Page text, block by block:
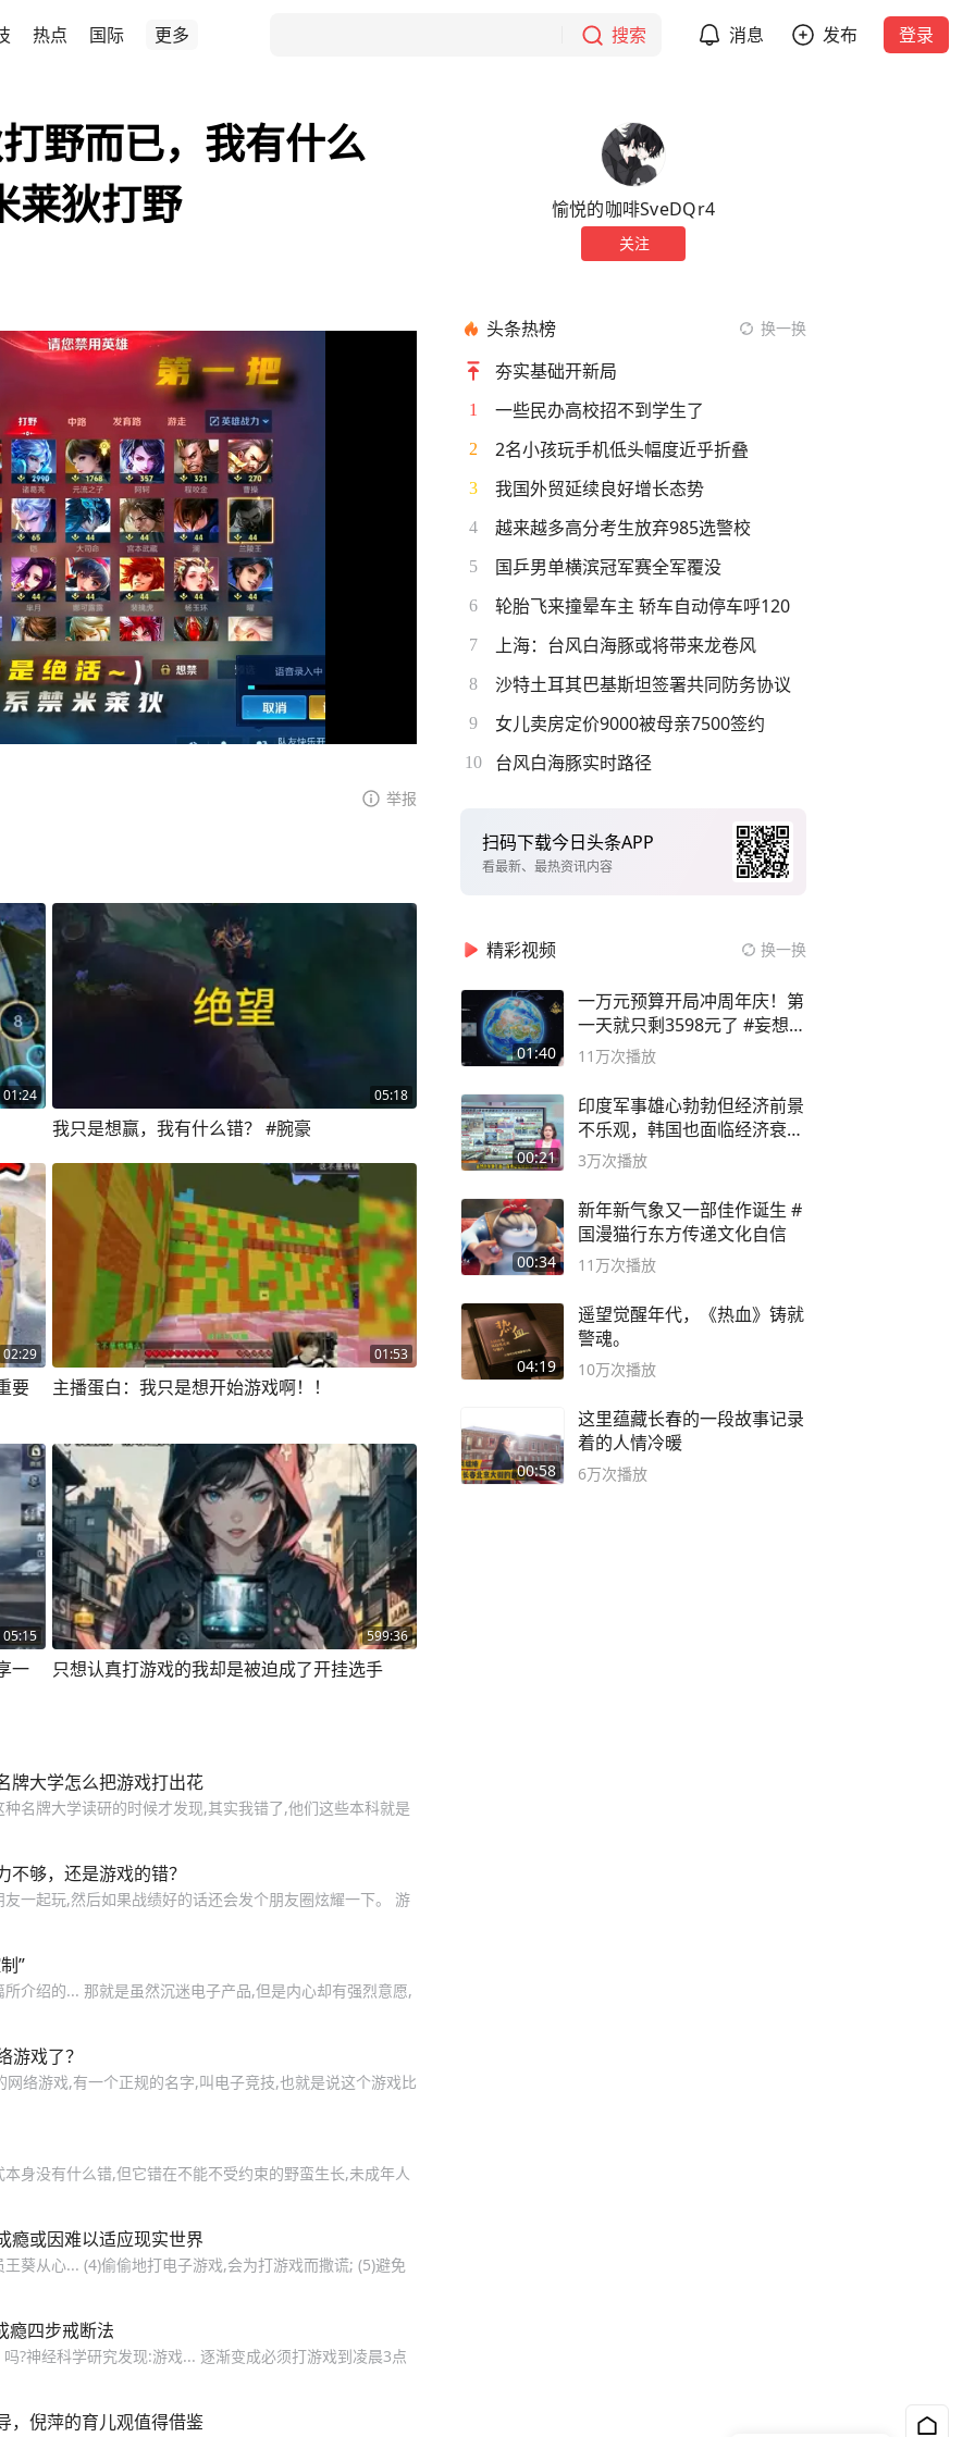
热点 国际 更多 搜索 消息 发布 登录
野而已，我有什么
狄打野
举报
01:24 05:18
我只是想赢，我有什么错？ #腕豪
02:29
要
01:53
主播蛋白：我只是想开始游戏啊！！
05:15
一
599:36
只想认真打游戏的我却是被迫成了开挂选手
牌大学怎么把游戏打出花
名牌大学读研的时候才发现,其实我错了,他们这些本科就是
够，还是游戏的错？
一起玩,然后如果战绩好的话还会发个朋友圈炫耀一下。 游
”
介绍的... 那就是虽然沉迷电子产品,但是内心却有强烈意愿,
游戏了？
络游戏,有一个正规的名字,叫电子竞技,也就是说这个游戏比
身没有什么错,但它错在不能不受约束的野蛮生长,未成年人
瘾或因难以适应现实世界
葵从心... (4)偷偷地打电子游戏,会为打游戏而撒谎; (5)避免
四步戒断法
神经科学研究发现:游戏... 逐渐变成必须打游戏到凌晨3点
，倪萍的育儿观值得借鉴
愉悦的咖啡SveDQr4
关注
头条热榜 换一换
夯实基础开新局
1 一些民办高校招不到学生了
2 2名小孩玩手机低头幅度近乎折叠
3 我国外贸延续良好增长态势
4 越来越多高分考生放弃985选警校
5 国乒男单横滨冠军赛全军覆没
6 轮胎飞来撞晕车主 轿车自动停车呼120
7 上海：台风白海豚或将带来龙卷风
8 沙特土耳其巴基斯坦签署共同防务协议
9 女儿卖房定价9000被母亲7500签约
10 台风白海豚实时路径
扫码下载今日头条APP
看最新、最热资讯内容
精彩视频 换一换
01:40
一万元预算开局冲周年庆！第
一天就只剩3598元了 #妄想山
海
11万次播放
00:21
印度军事雄心勃勃但经济前景
不乐观，韩国也面临经济衰退
风险
3万次播放
00:34
新年新气象又一部佳作诞生 #
国漫猫行东方传递文化自信
11万次播放
04:19
遥望觉醒年代，《热血》铸就
警魂。
10万次播放
00:58
这里蕴藏长春的一段故事记录
着的人情冷暖
6万次播放